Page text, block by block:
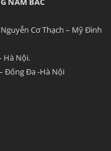
Cơ Thạch – Mỹ Đình
Hà Nội.
Đống Đa -Hà Nội